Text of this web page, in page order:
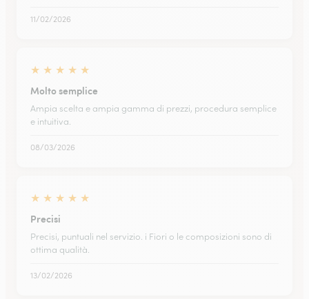
11/02/2026
★ ★ ★ ★ ★
Molto semplice
Ampia scelta e ampia gamma di prezzi, procedura semplice
e intuitiva.
08/03/2026
★ ★ ★ ★ ★
Precisi
Precisi, puntuali nel servizio. i Fiori o le composizioni sono di
ottima qualità.
13/02/2026